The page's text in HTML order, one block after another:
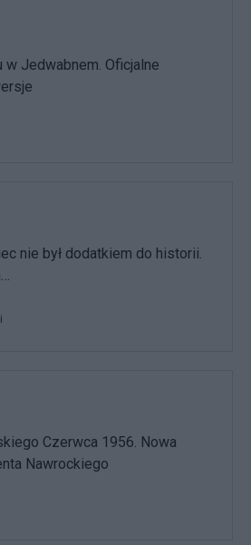
w Jedwabnem. Oficjalne
nie był dodatkiem do historii.
Czerwca 1956. Nowa
Nawrockiego